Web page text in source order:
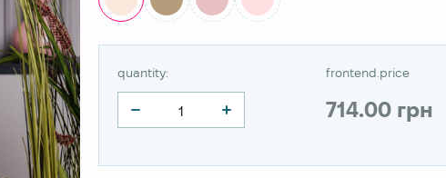
quantity: frontend.price
714.00 грн